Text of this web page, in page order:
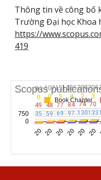
Thông tin về công bố
Trường Đại học Khoa
https://
419